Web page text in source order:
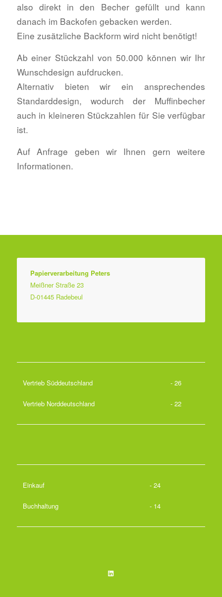
also direkt in den Becher gefüllt und kann
danach im Backofen gebacken werden.
Eine zusätzliche Backform wird nicht benötigt!
Ab einer Stückzahl von 50.000 können wir Ihr
Wunschdesign aufdrucken.
Alternativ bieten wir ein ansprechendes
Standarddesign, wodurch der Muffinbecher
auch in kleineren Stückzahlen für Sie verfügbar
ist.
Auf Anfrage geben wir Ihnen gern weitere
Informationen.
Papierverarbeitung Peters
Meißner Straße 23
D-01445 Radebeul
Vertrieb Süddeutschland - 26
Vertrieb Norddeutschland - 22
Einkauf - 24
Buchhaltung - 14
LinkedIn